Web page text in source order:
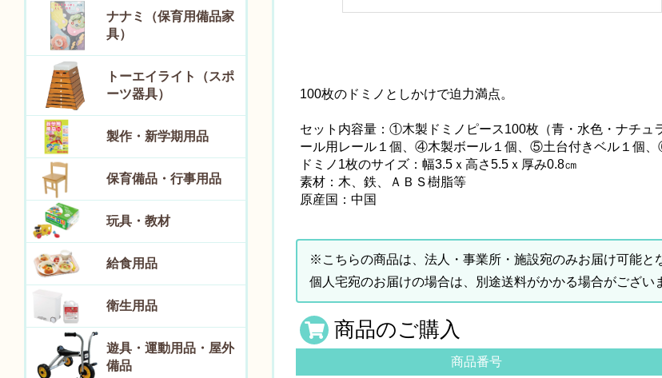
100枚のドミノとしかけで迫力満点。
セット内容量：①木製ドミノピース100枚（青・水色・ナチ
ール用レール１個、④木製ボール１個、⑤土台付きベル１個
ドミノ1枚のサイズ：幅3.5ｘ高さ5.5ｘ厚み0.8㎝
素材：木、鉄、ＡＢＳ樹脂等
原産国：中国
※こちらの商品は、法人・事業所・施設宛のみお届け可能と
個人宅宛のお届けの場合は、別途送料がかかる場合がござい
商品のご購入
商品番号
ナナミ（保育用備品家
具）
トーエイライト（スポ
ーツ器具）
製作・新学期用品
保育備品・行事用品
玩具・教材
給食用品
衛生用品
遊具・運動用品・屋外
備品